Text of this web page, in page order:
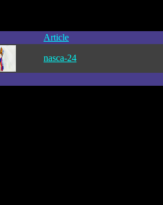
Article
nasca-24